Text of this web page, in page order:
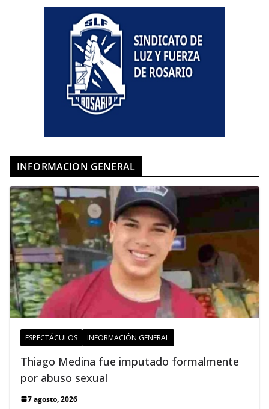
INFORMACION GENERAL
ESPECTÁCULOS INFORMACIÓN GENERAL
Thiago Medina fue imputado formalmente
por abuso sexual
7 agosto, 2026